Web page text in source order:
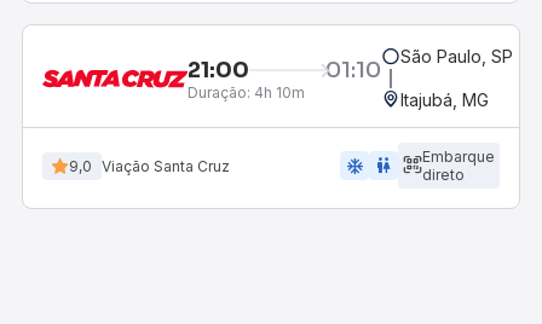
21:00 01:10
Duração: 4h 10m
São Paulo, SP -
Itajubá, MG
9,0 Viação Santa Cruz ac_unit wc
Embarque
direto